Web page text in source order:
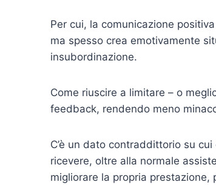
Per cui, la comunicazione
ma spesso crea emotivamente
insubordinazione.
Come riuscire a limitare – o
feedback, rendendo meno
C’è un dato contraddittorio su
ricevere, oltre alla normale
migliorare la propria